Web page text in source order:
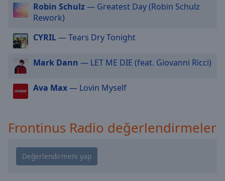
dialog
window.
Escape
cancel
close
Text
Robin Schulz— Greatest Day (Robin Schulz
Rework)
CYRIL— Tears Dry Tonight
Mark Dann — LET ME DIE (feat. Giovanni Ricci)
Ava Max— Lovin Myself
Frontinus Radio değerlendirmeler